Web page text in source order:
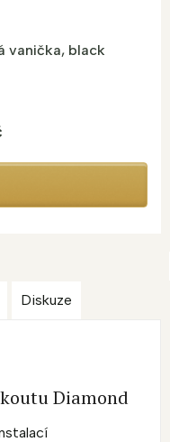
vanička, black
Diskuze
Diamond